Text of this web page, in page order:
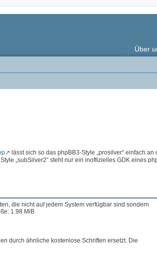
Über
lässt sich so das phpBB3-Style „prosilver“ einfach
„subSilver2“ steht nur ein inoffizielles GDK eines
die nicht auf jedem System verfügbar sind sondern
1.98 MiB
durch ähnliche kostenlose Schriften ersetzt. Die